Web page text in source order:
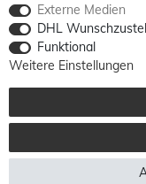
Alle Preise sind inkl. MwSt.
Externe Medien
DHL
Funktional
Weitere Einstellungen